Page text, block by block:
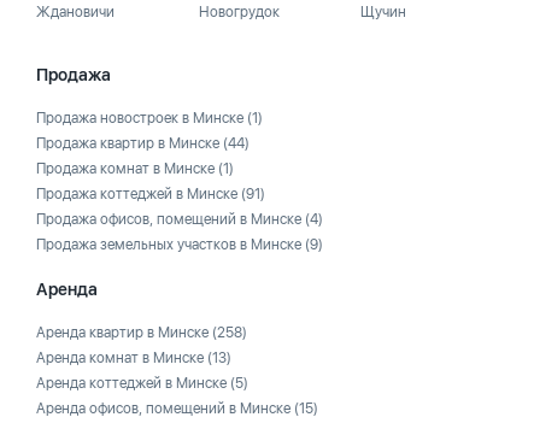
Ждановичи
Новогрудок
Щучин
Продажа
Продажа новостроек в Минске (1)
Продажа квартир в Минске (44)
Продажа комнат в Минске (1)
Продажа коттеджей в Минске (91)
Продажа офисов, помещений в Минске (4)
Продажа земельных участков в Минске (9)
Аренда
Аренда квартир в Минске (258)
Аренда комнат в Минске (13)
Аренда коттеджей в Минске (5)
Аренда офисов, помещений в Минске (15)